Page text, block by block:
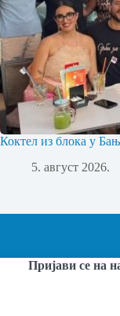
Коктел из блока у
5. август 2026.
Пријави се на